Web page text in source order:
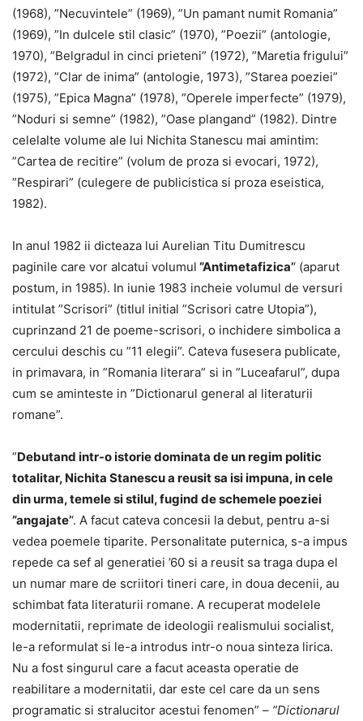
(1968), ”Necuvintele” (1969), ”Un pamant numit Romania”
(1969), ”In dulcele stil clasic” (1970), ”Poezii” (antologie,
1970), ”Belgradul in cinci prieteni” (1972), ”Maretia frigului”
(1972), ”Clar de inima” (antologie, 1973), ”Starea poeziei”
(1975), ”Epica Magna” (1978), ”Operele imperfecte” (1979),
”Noduri si semne” (1982), ”Oase plangand” (1982). Dintre
celelalte volume ale lui Nichita Stanescu mai amintim:
”Cartea de recitire” (volum de proza si evocari, 1972),
”Respirari” (culegere de publicistica si proza eseistica,
1982).
In anul 1982 ii dicteaza lui Aurelian Titu Dumitrescu
paginile care vor alcatui volumul ”Antimetafizica’‘ (aparut
postum, in 1985). In iunie 1983 incheie volumul de versuri
intitulat ”Scrisori” (titlul initial ”Scrisori catre Utopia”),
cuprinzand 21 de poeme-scrisori, o inchidere simbolica a
cercului deschis cu ”11 elegii”. Cateva fusesera publicate,
in primavara, in ”Romania literara” si in ”Luceafarul”, dupa
cum se aminteste in ”Dictionarul general al literaturii
romane”.
”Debutand intr-o istorie dominata de un regim politic
totalitar, Nichita Stanescu a reusit sa isi impuna, in cele
din urma, temele si stilul, fugind de schemele poeziei
”angajate’‘. A facut cateva concesii la debut, pentru a-si
vedea poemele tiparite. Personalitate puternica, s-a impus
repede ca sef al generatiei ’60 si a reusit sa traga dupa el
un numar mare de scriitori tineri care, in doua decenii, au
schimbat fata literaturii romane. A recuperat modelele
modernitatii, reprimate de ideologii realismului socialist,
le-a reformulat si le-a introdus intr-o noua sinteza lirica.
Nu a fost singurul care a facut aceasta operatie de
reabilitare a modernitatii, dar este cel care da un sens
programatic si stralucitor acestui fenomen” – ”Dictionarul